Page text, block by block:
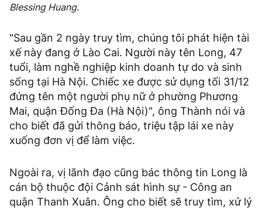
Blessing Huang.
"Sau gần 2 ngày truy tìm, chúng tôi phát hiện tài
xế này đang ở Lào Cai. Người này tên Long, 47
tuổi, làm nghề nghiệp kinh doanh tự do và sinh
sống tại Hà Nội. Chiếc xe được sử dụng tối 31/12
đứng tên một người phụ nữ ở phường Phương
Mai, quận Đống Đa (Hà Nội)", ông Thành nói và
cho biết đã gửi thông báo, triệu tập lái xe này
xuống đơn vị để làm việc.
Ngoài ra, vị lãnh đạo cũng bác thông tin Long là
cán bộ thuộc đội Cảnh sát hình sự - Công an
quận Thanh Xuân. Ông cho biết sẽ truy tìm, xử lý